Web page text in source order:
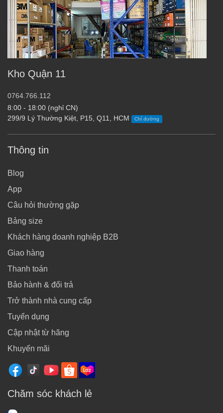
Kho Quận 11
0764.766.112
8:00 - 18:00 (nghỉ CN)
299/9 Lý Thường Kiệt, P15, Q11, HCM
Chỉ đường
Thông tin
Blog
App
Câu hỏi thường gặp
Bảng size
Khách hàng doanh nghiệp B2B
Giao hàng
Thanh toán
Bảo hành & đổi trả
Trở thành nhà cung cấp
Tuyển dụng
Cập nhật từ hãng
Khuyến mãi
Chăm sóc khách lẻ